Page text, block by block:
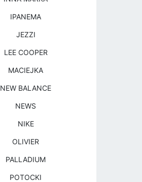
IPANEMA
JEZZI
LEE COOPER
MACIEJKA
NEW BALANCE
NEWS
NIKE
OLIVIER
PALLADIUM
POTOCKI